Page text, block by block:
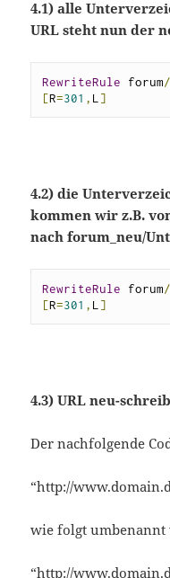
4.1) alle
URL steht nun der
RewriteRule forum
[R=301 , L ]
4.2) die
kommen wir z.B.
nach forum_neu/
RewriteRule forum
[R=301 , L ]
4.3) URL neu-
Der nachfolgende
“http://
wie folgt
“http://